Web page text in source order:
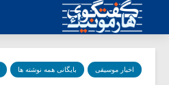
اخبار موسیقی بایگانی همه نوشته ها